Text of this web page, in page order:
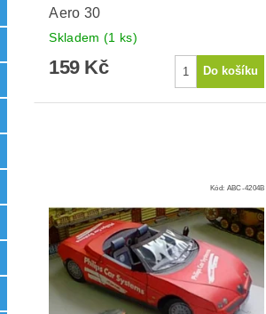
Aero 30
Skladem (1 ks)
159 Kč
Kód: ABC-4204B